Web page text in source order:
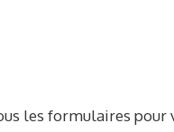
les formulaires pour